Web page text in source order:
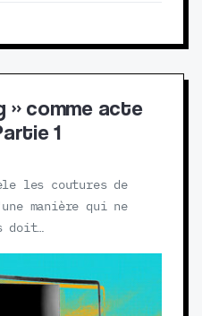
» comme acte
1
les coutures de
manière qui ne
doit…